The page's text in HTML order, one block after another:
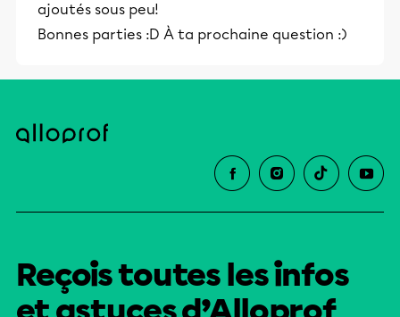
éducative.
ajoutés sous peu!
Bonnes parties :D À ta prochaine question :)
Reçois toutes les infos